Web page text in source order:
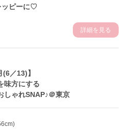
ッピーに♡
詳細を見る
(6／13)】
味方にする
しゃれSNAP♪＠東京